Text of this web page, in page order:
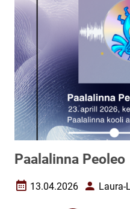
Paalalinna Peoleo
Loomise kuupäev
13.04.2026 AutorLaura-